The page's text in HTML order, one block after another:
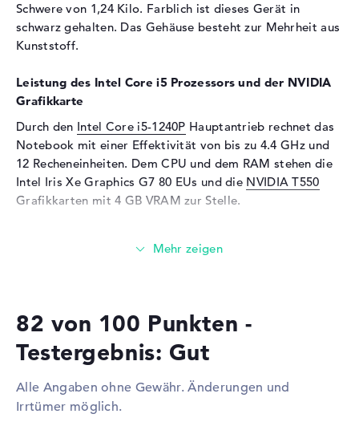
Audio
Soundkarte
Sensorauflösung
Eingabegeräte
Eingabegeräte
Multi-Touch-Trackpad,
Tastatur
Tastatur
Flüssigkeitsabweisend
Gigabit Ethernet
Bluetooth
Bluetooth 5.2
Erweiterung / Konnektivität
Schnittstellen
2 x Thunderbolt 4, 2 x USB 3.2
Schwere von 1,24 Kilo. Farblich ist dieses Gerät in
schwarz gehalten. Das Gehäuse besteht zur Mehrheit aus
Kunststoff.
Leistung des Intel Core i5 Prozessors und der NVIDIA
Grafikkarte
Durch den Intel Core i5-1240P Hauptantrieb rechnet das
Notebook mit einer Effektivität von bis zu 4.4 GHz und
12 Recheneinheiten. Dem CPU und dem RAM stehen die
Intel Iris Xe Graphics G7 80 EUs und die NVIDIA T550
Grafikkarten mit 4 GB VRAM zur Stelle.
21AKCTO1WWDEDE0?
zugeführt. Das Unternehmen ermöglicht in diesem
liefert Freiraum für eure persönlichen Dateien, Videos,
Diese Schnittstellen und Funkverbindungen sind an
82 von 100 Punkten -
Testergebnis: Gut
Alle Angaben ohne Gewähr. Änderungen und
Irrtümer möglich.